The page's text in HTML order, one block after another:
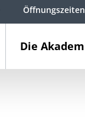
Die